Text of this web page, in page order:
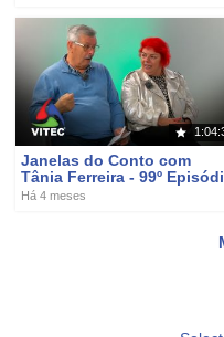
Janelas do Conto com
Tânia Ferreira - 99º
Há 4 meses